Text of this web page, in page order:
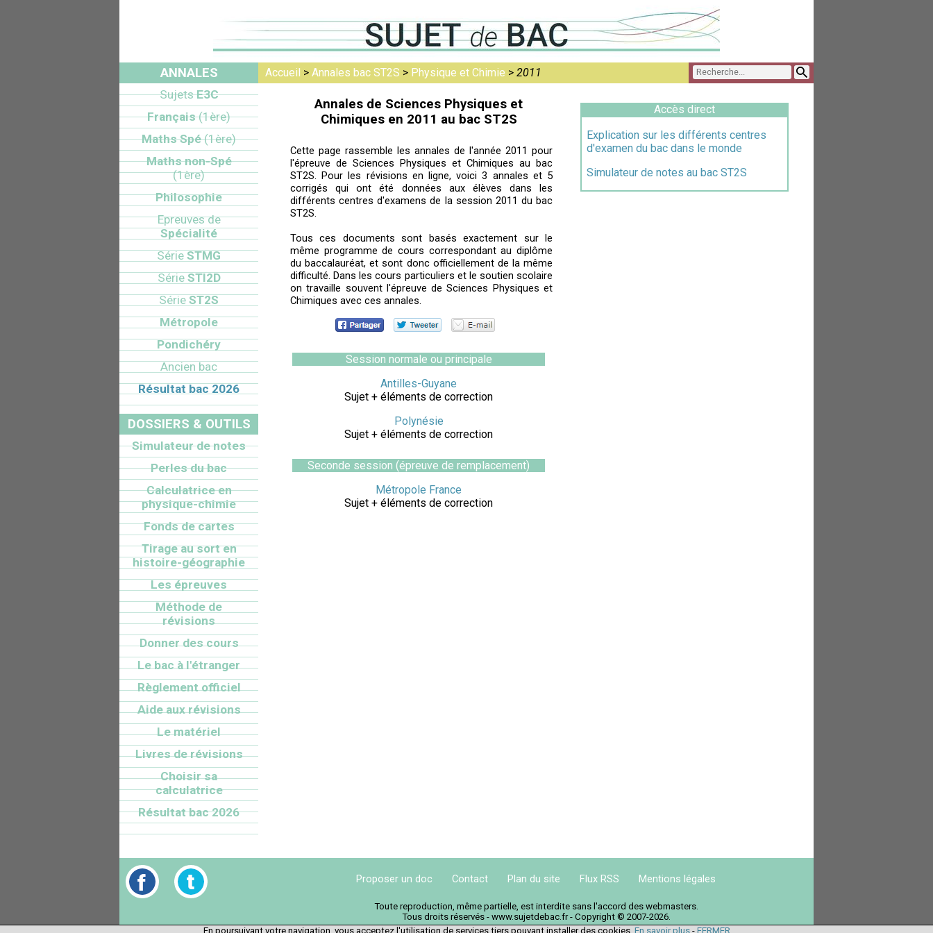
Accueil > Annales bac ST2S > Physique et Chimie > 2011
Annales de Sciences Physiques et
Chimiques en 2011 au bac ST2S
Cette page rassemble les annales de l'année 2011 pour
l'épreuve de Sciences Physiques et Chimiques au bac
ST2S. Pour les révisions en ligne, voici 3 annales et 5
corrigés qui ont été données aux élèves dans les
différents centres d'examens de la session 2011 du bac
ST2S.
Tous ces documents sont basés exactement sur le
même programme de cours correspondant au diplôme
du baccalauréat, et sont donc officiellement de la même
difficulté. Dans les cours particuliers et le soutien scolaire
on travaille souvent l'épreuve de Sciences Physiques et
Chimiques avec ces annales.
Session normale ou principale
Antilles-Guyane
Sujet + éléments de correction
Polynésie
Sujet + éléments de correction
Seconde session (épreuve de remplacement)
Métropole France
Sujet + éléments de correction
Accès direct
Explication sur les différents centres
d'examen du bac dans le monde
Simulateur de notes au bac ST2S
ANNALES
SujetsE3C
Français(1ère)
Maths Spé(1ère)
Maths non-Spé
(1ère)
Philosophie
Epreuves de
Spécialité
Série STMG
SérieSTI2D
Série ST2S
Métropole
Pondichéry
Ancien bac
Résultat bac 2026
DOSSIERS & OUTILS
Simulateur de notes
Perles du bac
Calculatrice en
physique-chimie
Fonds de cartes
Tirage au sort en
histoire-géographie
Les épreuves
Méthode de
révisions
Donner des cours
Le bac à l'étranger
Règlement officiel
Aide aux révisions
Le matériel
Livres de révisions
Choisir sa
calculatrice
Résultat bac 2026
Proposer un doc Contact Plan du site Flux RSS Mentions légales
Toute reproduction, même partielle, est interdite sans l'accord des webmasters.
Tous droits réservés - www.sujetdebac.fr - Copyright © 2007-2026.
En poursuivant votre navigation, vous acceptez l'utilisation de services tiers pouvant installer des cookies. En savoir plus- FERMER